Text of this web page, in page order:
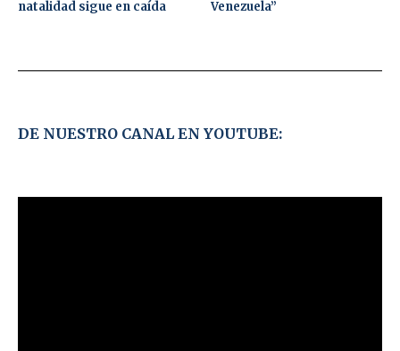
natalidad sigue en caída
Venezuela”
DE NUESTRO CANAL EN YOUTUBE: